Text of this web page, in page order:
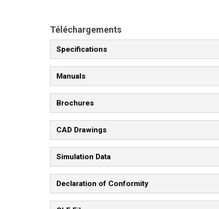
Téléchargements
Specifications
Manuals
Brochures
CAD Drawings
Simulation Data
Declaration of Conformity